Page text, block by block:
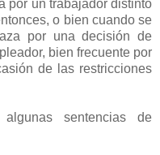
por un trabajador distinto
o bien cuando se
por una decisión de
bien frecuente por
de las restricciones
sentencias de